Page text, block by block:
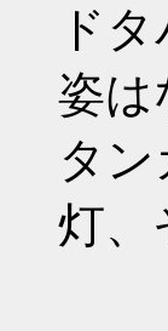
ド
姿は
タ
灯、